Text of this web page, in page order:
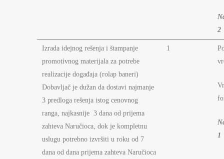
2
Izrada idejnog rešenja i štampanje
promotivnog materijala za potrebe
realizacije događaja (rolap baneri)
Dobavljač je dužan da dostavi najmanje
3 predloga rešenja istog cenovnog
ranga, najkasnije 3 dana od prijema
zahteva Naručioca, dok je kompletnu
uslugu potrebno izvršiti u roku od 7
dana od dana prijema zahteva Naručioca
1
1